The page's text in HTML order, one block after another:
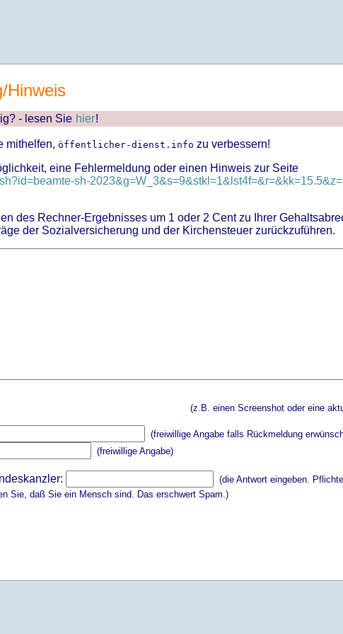
Hinweis
- lesen Sie hier!
mithelfen, öffentlicher-dienst.info zu verbessern!
eine Fehlermeldung oder einen Hinweis zur Seite
sh-
des Rechner-Ergebnisses um 1 oder 2 Cent zu Ihrer
der Sozialversicherung und der Kirchensteuer zurückzuführen.
(z.B. einen Screenshot oder eine
(freiwillige Angabe falls Rückmeldung
(freiwillige Angabe)
(die Antwort eingeben.
Sie, daß Sie ein Mensch sind. Das erschwert Spam.)